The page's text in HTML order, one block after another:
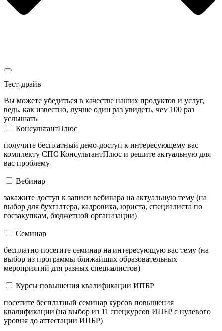
Тест-драйв
Вы можете убедиться в качестве наших продуктов и услуг,
ведь, как известно, лучше один раз увидеть, чем 100 раз
услышать
КонсультантПлюс
получите бесплатный демо-доступ к интересующему вас
комплекту СПС КонсультантПлюс и решите актуальную для
вас проблему
Вебинар
закажите доступ к записи вебинара на актуальную тему (на
выбор для бухгалтера, кадровика, юриста, специалиста по
госзакупкам, бюджетной организации)
Семинар
бесплатно посетите семинар на интересующую вас тему (на
выбор из программы ближайших образовательных
мероприятий для разных специалистов)
Курсы повышения квалификации ИПБР
посетите бесплатный семинар курсов повышения
квалификации (на выбор из 11 спецкурсов ИПБР с нулевого
уровня до аттестации ИПБР)